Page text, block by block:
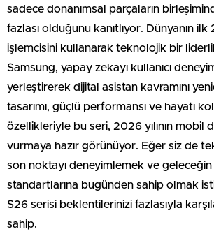
sadece donanımsal parçaların
fazlası olduğunu kanıtlıyor. Dünyanın
işlemcisini kullanarak teknolojik bir
Samsung, yapay zekayı kullanıcı
yerleştirerek dijital asistan kavramını
tasarımı, güçlü performansı ve hayatı
özellikleriyle bu seri, 2026 yılının mobil
vurmaya hazır görünüyor. Eğer siz de
son noktayı deneyimlemek ve geleceğin
standartlarına bugünden sahip olmak
S26 serisi beklentilerinizi fazlasıyla
sahip.